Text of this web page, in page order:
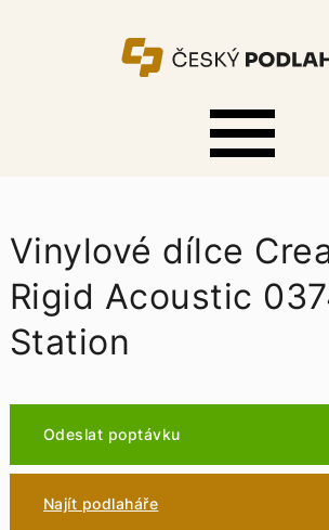
Vinylové dílce
Rigid Acoustic
Station
Odeslat poptávku
Najít podlaháře